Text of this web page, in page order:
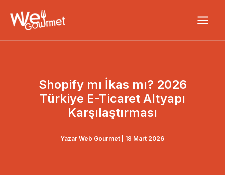
atla
Shopify mı İkas mı? 2026
Türkiye E-Ticaret Altyapı
Karşılaştırması
Yazar Web Gourmet 18 Mart 2026